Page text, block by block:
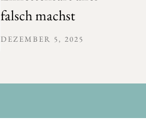
falsch machst
DEZEMBER 5, 2025